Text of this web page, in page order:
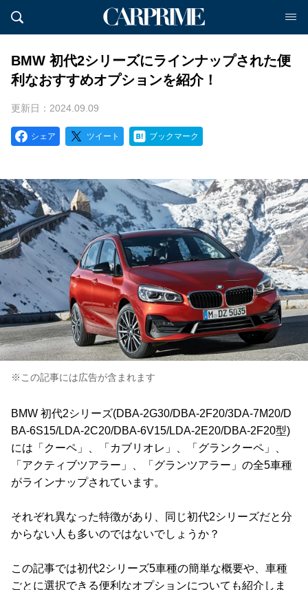
BMW 初代2シリーズにラインナップされた便
利なおすすめオプションを紹介！
更新日：2024.09.09
シェア ツイート ブックマーク
※この記事には広告が含まれます
BMW 初代2シリーズ(DBA-2G30/DBA-2F20/3DA-7M20/D
BA-6S15/LDA-2C20/DBA-6V15/LDA-2E20/DBA-2F20型)
には「クーペ」、「カブリオレ」、「グランクーペ」、
「アクティブツアラー」、「グランツアラー」の全5車種
がラインナップされています。
それぞれ異なった特徴があり、同じ初代2シリーズだと分
からない人も多いのではないでしょうか？
この記事では初代2シリーズ5車種の簡単な概要や、車種
ごとに選択できる便利なオプションについても紹介しま